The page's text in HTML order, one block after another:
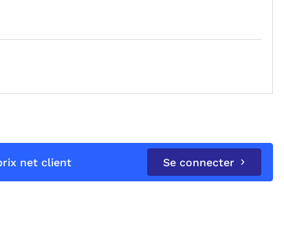
net client Se connecter